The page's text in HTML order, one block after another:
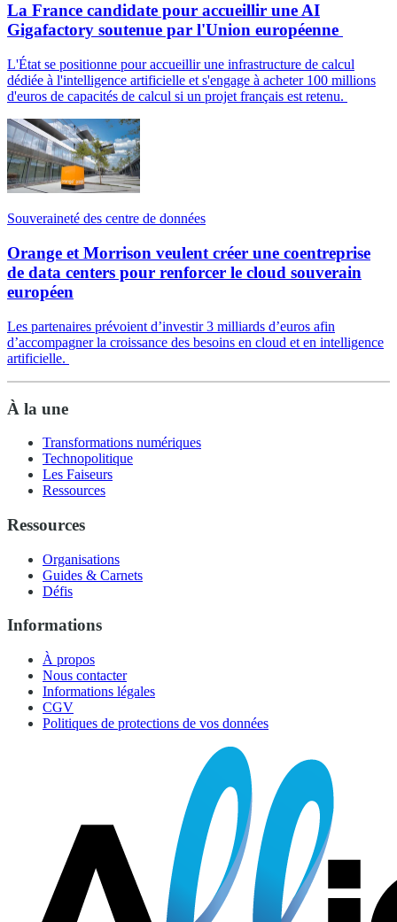
La France candidate pour accueillir une AI
Gigafactory soutenue par l'Union européenne
L'État se positionne pour accueillir une infrastructure de calcul
dédiée à l'intelligence artificielle et s'engage à acheter 100 millions
d'euros de capacités de calcul si un projet français est retenu.
Souveraineté des centre de données
Orange et Morrison veulent créer une coentreprise
de data centers pour renforcer le cloud souverain
européen
Les partenaires prévoient d’investir 3 milliards d’euros afin
d’accompagner la croissance des besoins en cloud et en intelligence
artificielle.
À la une
Transformations numériques
Technopolitique
Les Faiseurs
Ressources
Ressources
Organisations
Guides & Carnets
Défis
Informations
À propos
Nous contacter
Informations légales
CGV
Politiques de protections de vos données